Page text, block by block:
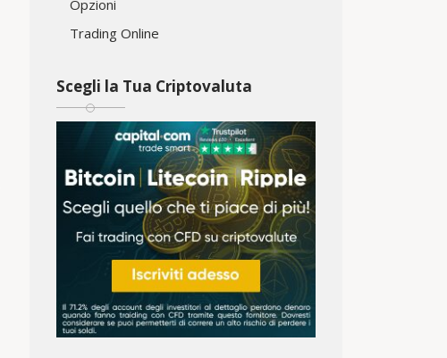
Opzioni
Trading Online
Scegli la Tua Criptovaluta